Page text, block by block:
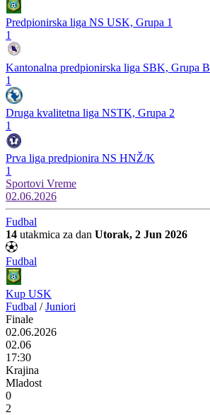
Predpionirska liga NS USK, Grupa 1
1
Kantonalna predpionirska liga SBK, Grupa B
1
Druga kvalitetna liga NSTK, Grupa 2
1
Prva liga predpionira NS HNŽ/K
1
Sportovi Vreme
02.06.2026
Fudbal
14 utakmica za dan Utorak, 2 Jun 2026
Fudbal
Kup USK
Fudbal / Juniori
Finale
02.06.2026
02.06
17:30
Krajina
Mladost
0
2